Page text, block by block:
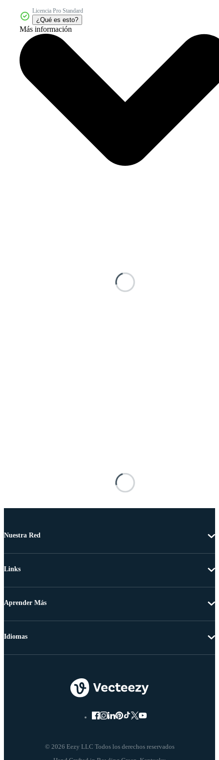
Licencia Pro Standard
¿Qué es esto?
Más información
Nuestra Red
Links
Aprender Más
© 2026 Eezy LLC Todos los derechos reservados
Idiomas